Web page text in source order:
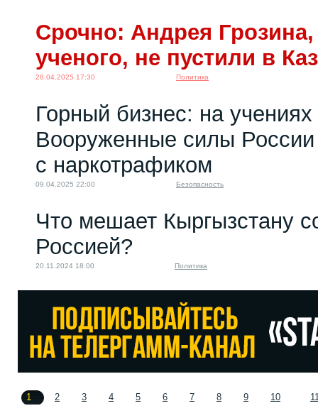
Срочно: Андрея Грозина,
ученого, не пустили в
28.04.2025 17:30 Политика
Горный бизнес: на
Вооруженные силы России
с наркотрафиком
09.04.2025 22:00 Безопасность
Что мешает Кыргызстану
Россией?
20.11.2024 18:00 Политика
1 2 3 4 5 6 7 8 9 10